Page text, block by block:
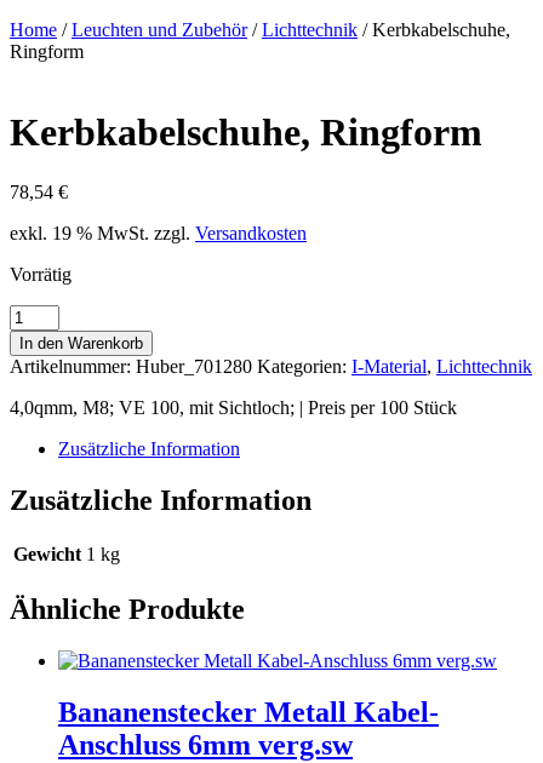
Home /Leuchten und Zubehör/Lichttechnik / Kerbkabelschuhe,
Ringform
Kerbkabelschuhe, Ringform
78,54 €
exkl. 19 % MwSt. zzgl. Versandkosten
Vorrätig
Kerbkabelschuhe,
Ringform
Menge
In den Warenkorb
Artikelnummer: Huber_701280 Kategorien: I-Material, Lichttechnik
4,0qmm, M8; VE 100, mit Sichtloch; | Preis per 100 Stück
Zusätzliche Information
Zusätzliche Information
Gewicht 1 kg
Ähnliche Produkte
Bananenstecker Metall Kabel-
Anschluss 6mm verg.sw